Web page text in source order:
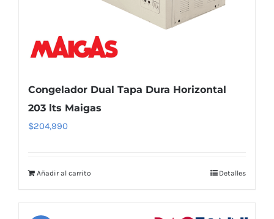
Congelador Dual Tapa Dura Horizontal
203 lts Maigas
$204,990
Añadir al carrito Detalles